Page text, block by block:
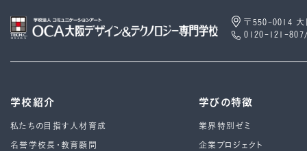
〒550-0014 大
0120-121-
学校紹介
私たちの目指す人材育成
名誉学校長・教育顧問
学びの特徴
業界特別ゼミ
企業プロジェクト